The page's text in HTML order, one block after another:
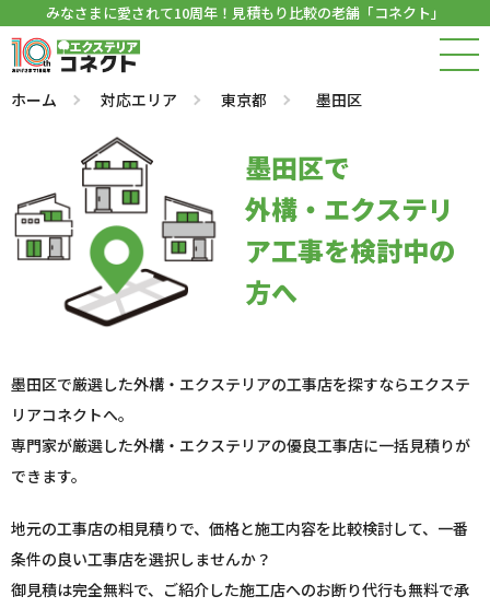
みなさまに愛されて10周年！見積もり比較の老舗「コネクト」
ホーム 対応エリア 東京都 墨田区
墨田区で
外構・エクステリ
ア工事を検討中の
方へ
墨田区で厳選した外構・エクステリアの工事店を探すならエクステ
リアコネクトへ。
専門家が厳選した外構・エクステリアの優良工事店に一括見積りが
できます。
地元の工事店の相見積りで、価格と施工内容を比較検討して、一番
条件の良い工事店を選択しませんか？
御見積は完全無料で、ご紹介した施工店へのお断り代行も無料で承